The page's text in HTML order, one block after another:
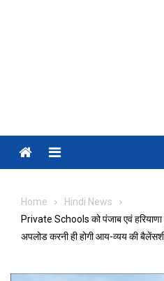
Menu
Home
Hindi News
Private Schools को पंजाब एवं हरियाणा
अपलोड करनी ही होगी आय-व्यय की